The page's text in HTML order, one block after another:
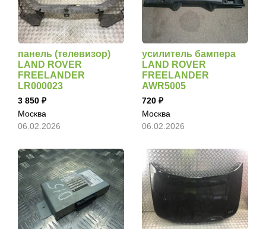
панель (телевизор)
LAND ROVER
FREELANDER
LR000023
3 850
Москва
06.02.2026
усилитель бампера
LAND ROVER
FREELANDER
AWR5005
720
Москва
06.02.2026